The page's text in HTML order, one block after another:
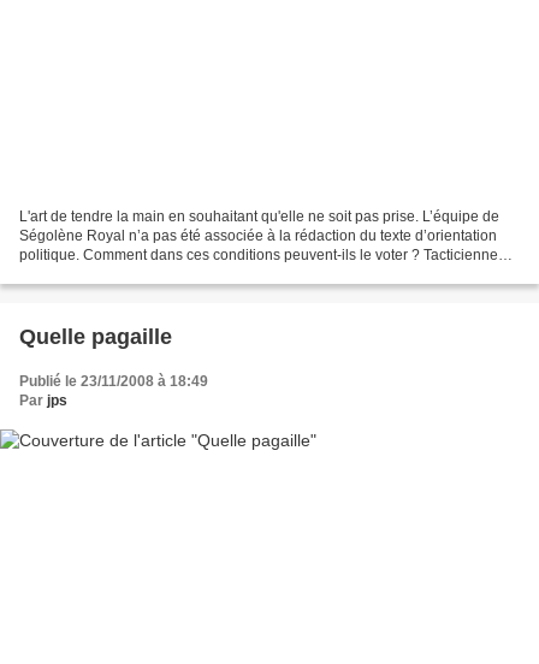
L'art de tendre la main en souhaitant qu'elle ne soit pas prise. L’équipe de
Ségolène Royal n’a pas été associée à la rédaction du texte d’orientation
politique. Comment dans ces conditions peuvent-ils le voter ? Tacticienne
Quelle pagaille
Publié le 23/11/2008 à 18:49
Par jps